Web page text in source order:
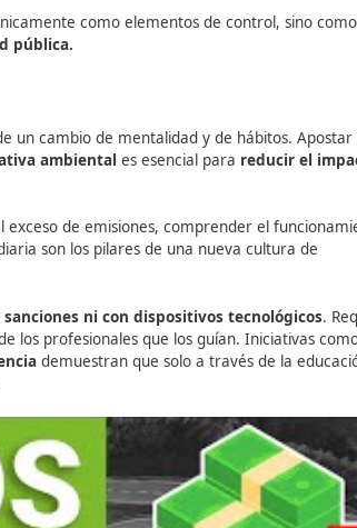
verrestringido su acceso a ciertas
óptimas y respetar los límites
para
requiere formadores
expertos en movilidad segura y
sino que
que inspiran conductores
y la salud pública.